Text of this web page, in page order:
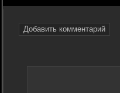
Добавить комментарий